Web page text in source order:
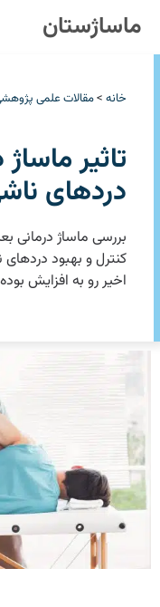
محتوا
ماساژستان
خانه >مقالات علمی
تاثیر
دردهای
بررسی ماساژ درمانی
کنترل و بهبود
اخیر رو به افزایش